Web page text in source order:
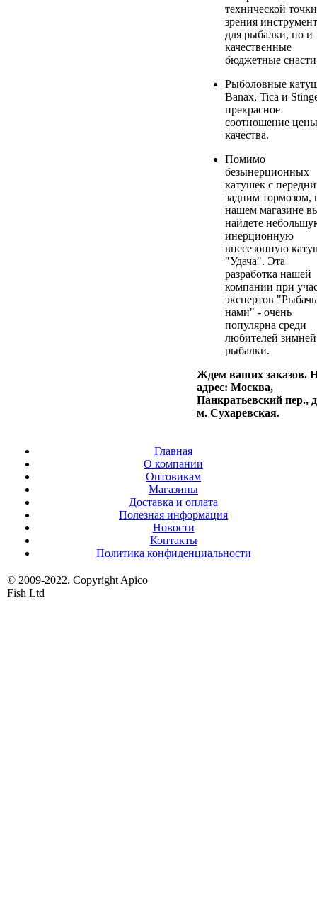
технической точки
зрения
для рыбалки, но и
качественные
бюджетные
Рыболовные
Banax, Tica и
прекрасное
соотношение
качества.
Помимо
безынерционных
катушек с
задним тормозом,
нашем магазине
найдете
инерционную
внесезонную
"Удача". Эта
разработка нашей
компании при
экспертов
нами" - очень
популярна среди
любителей зимней
рыбалки.
Ждем ваших заказов.
адрес: Москва,
Панкратьевский пер.,
м. Сухаревская.
Главная
О компании
Оптовикам
Магазины
Доставка и оплата
Полезная информация
Новости
Контакты
Политика конфиденциальности
© 2009-2022. Copyright Apico
Fish Ltd